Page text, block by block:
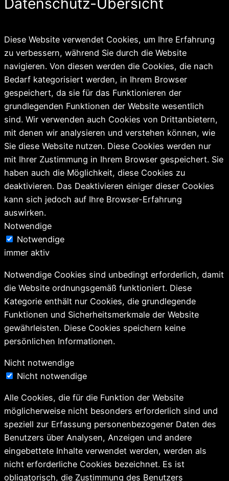
Diese Website verwendet Cookies, um Ihre Erfahrung
zu verbessern, während Sie durch die Website
navigieren. Von diesen werden die Cookies, die nach
Bedarf kategorisiert werden, in Ihrem Browser
gespeichert, da sie für das Funktionieren der
grundlegenden Funktionen der Website wesentlich
sind. Wir verwenden auch Cookies von Drittanbietern,
mit denen wir analysieren und verstehen können, wie
Sie diese Website nutzen. Diese Cookies werden nur
mit Ihrer Zustimmung in Ihrem Browser gespeichert. Sie
haben auch die Möglichkeit, diese Cookies zu
deaktivieren. Das Deaktivieren einiger dieser Cookies
kann sich jedoch auf Ihre Browser-Erfahrung
auswirken.
Notwendige
Notwendige
immer aktiv
Notwendige Cookies sind unbedingt erforderlich, damit
die Website ordnungsgemäß funktioniert. Diese
Kategorie enthält nur Cookies, die grundlegende
Funktionen und Sicherheitsmerkmale der Website
gewährleisten. Diese Cookies speichern keine
persönlichen Informationen.
Nicht notwendige
Nicht notwendige
Alle Cookies, die für die Funktion der Website
möglicherweise nicht besonders erforderlich sind und
speziell zur Erfassung personenbezogener Daten des
Benutzers über Analysen, Anzeigen und andere
eingebettete Inhalte verwendet werden, werden als
nicht erforderliche Cookies bezeichnet. Es ist
obligatorisch, die Zustimmung des Benutzers